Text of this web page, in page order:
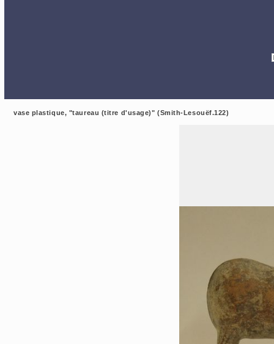
vase plastique, "taureau (titre d'usage)" (Smith-Lesouëf.122)